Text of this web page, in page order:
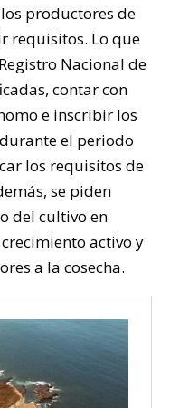
productores de
requisitos. Lo que
Nacional de
contar con
e inscribir los
el periodo
los requisitos de
se piden
del cultivo en
activo y
a la cosecha.